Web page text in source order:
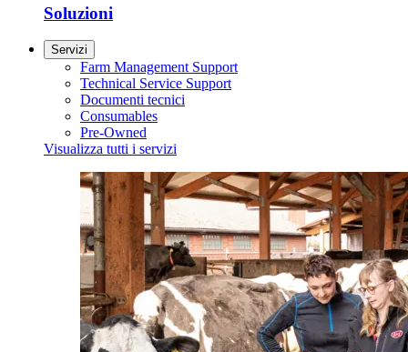
Soluzioni
Servizi
Farm Management Support
Technical Service Support
Documenti tecnici
Consumables
Pre-Owned
Visualizza tutti i servizi